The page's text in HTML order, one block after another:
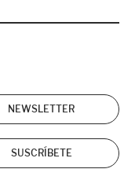
NEWSLETTER
SUSCRÍBETE